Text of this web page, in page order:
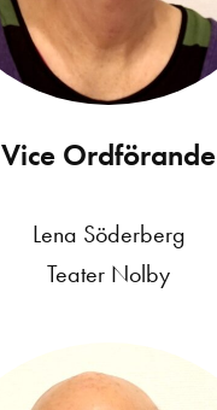
Vice Ordförande
Lena Söderberg
Teater Nolby